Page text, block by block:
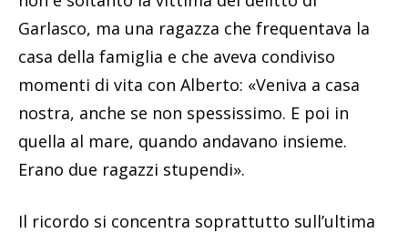
Garlasco, ma una ragazza che frequentava la
casa della famiglia e che aveva condiviso
momenti di vita con Alberto: «Veniva a casa
nostra, anche se non spessissimo. E poi in
quella al mare, quando andavano insieme.
Erano due ragazzi stupendi».
Il ricordo si concentra soprattutto sull’ultima